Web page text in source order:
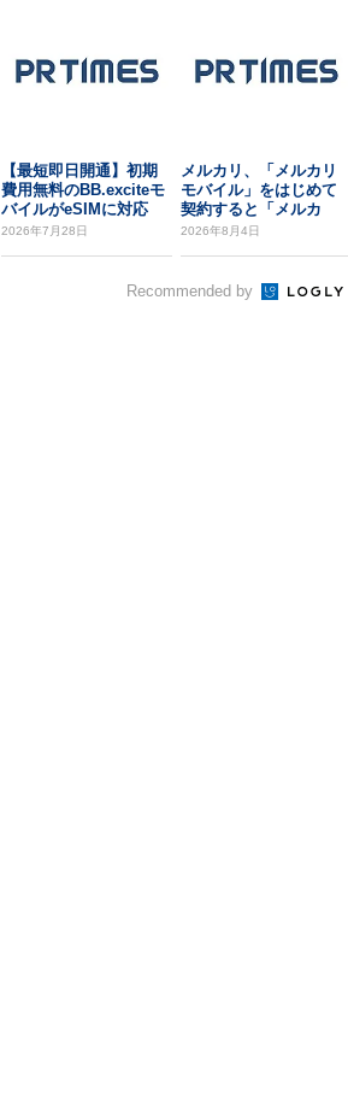
【最短即日開通】初期
費用無料のBB.exciteモ
バイルがeSIMに対応
2026年7月28日
メルカリ、「メルカリ
モバイル」をはじめて
契約すると「メルカ
リ」で使える99%割引...
2026年8月4日
Recommended by